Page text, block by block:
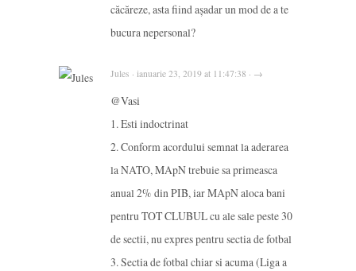
căcăreze, asta fiind așadar un mod de a te
bucura nepersonal?
Jules · ianuarie 23, 2019 at 11:47:38 · →
@Vasi
1. Esti indoctrinat
2. Conform acordului semnat la aderarea
la NATO, MApN trebuie sa primeasca
anual 2% din PIB, iar MApN aloca bani
pentru TOT CLUBUL cu ale sale peste 30
de sectii, nu expres pentru sectia de fotbal
3. Sectia de fotbal chiar si acuma (Liga a